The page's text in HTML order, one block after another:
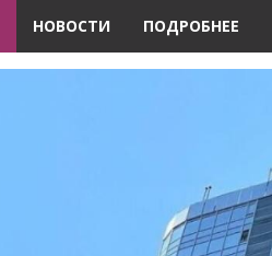
НОВОСТИ ПОДРОБНЕЕ